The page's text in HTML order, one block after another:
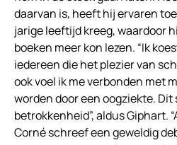
daarvan is, heeft hij ervaren
jarige leeftijd kreeg, waardoor
boeken meer kon lezen. “Ik
iedereen die het plezier van
ook voel ik me verbonden met
worden door een oogziekte.
betrokkenheid”, aldus Giphart.
Corné schreef een geweldig